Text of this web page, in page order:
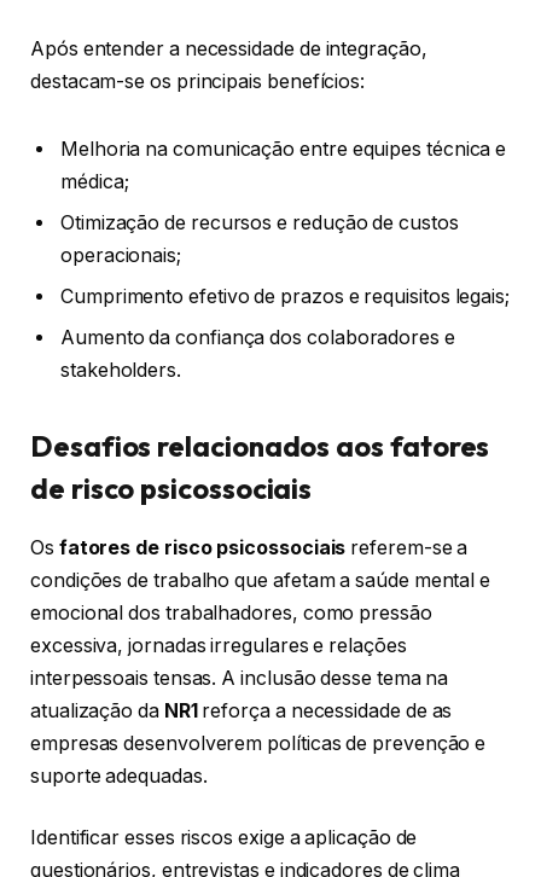
Após entender a necessidade de integração,
destacam-se os principais benefícios:
Melhoria na comunicação entre equipes técnica e
médica;
Otimização de recursos e redução de custos
operacionais;
Cumprimento efetivo de prazos e requisitos legais;
Aumento da confiança dos colaboradores e
stakeholders.
Desafios relacionados aos fatores
de risco psicossociais
Os fatores de risco psicossociais referem-se a
condições de trabalho que afetam a saúde mental e
emocional dos trabalhadores, como pressão
excessiva, jornadas irregulares e relações
interpessoais tensas. A inclusão desse tema na
atualização da NR1reforça a necessidade de as
empresas desenvolverem políticas de prevenção e
suporte adequadas.
Identificar esses riscos exige a aplicação de
questionários, entrevistas e indicadores de clima